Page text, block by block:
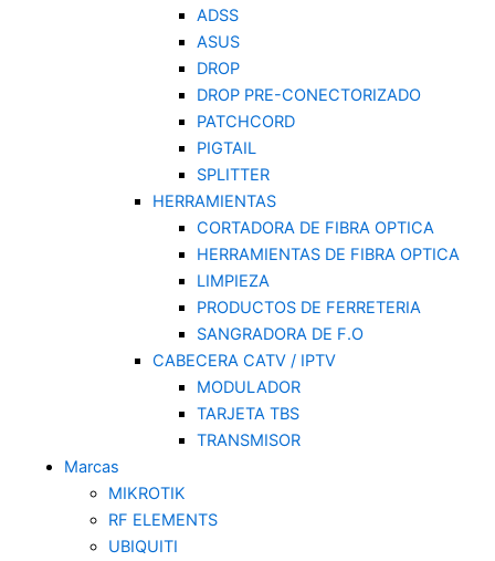
ADSS
ASUS
DROP
DROP PRE-CONECTORIZADO
PATCHCORD
PIGTAIL
SPLITTER
HERRAMIENTAS
CORTADORA DE FIBRA OPTICA
HERRAMIENTAS DE FIBRA OPTICA
LIMPIEZA
PRODUCTOS DE FERRETERIA
SANGRADORA DE F.O
CABECERA CATV / IPTV
MODULADOR
TARJETA TBS
TRANSMISOR
Marcas
MIKROTIK
RF ELEMENTS
UBIQUITI